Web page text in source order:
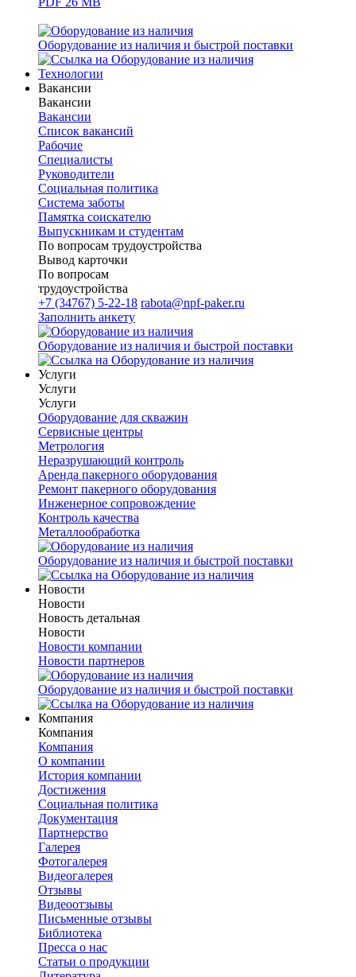
Оборудование из наличия и быстрой поставки
Технологии
Вакансии
Вакансии
Вакансии
Список вакансий
Рабочие
Специалисты
Руководители
Cоциальная политика
Система заботы
Памятка соискателю
Выпускникам и студентам
По вопросам трудоустройства
Вывод карточки
По вопросам
трудоустройства
+7 (34767) 5-22-18 rabota@npf-paker.ru
Заполнить анкету
Оборудование из наличия и быстрой поставки
Услуги
Услуги
Услуги
Оборудование для скважин
Сервисные центры
Метрология
Неразрушающий контроль
Аренда пакерного оборудования
Ремонт пакерного оборудования
Инженерное сопровождение
Контроль качества
Металлообработка
Оборудование из наличия и быстрой поставки
Новости
Новости
Новость детальная
Новости
Новости компании
Новости партнеров
Оборудование из наличия и быстрой поставки
Компания
Компания
Компания
О компании
История компании
Достижения
Социальная политика
Документация
Партнерство
Галерея
Фотогалерея
Видеогалерея
Отзывы
Видеоотзывы
Письменные отзывы
Библиотека
Пресса о нас
Статьи о продукции